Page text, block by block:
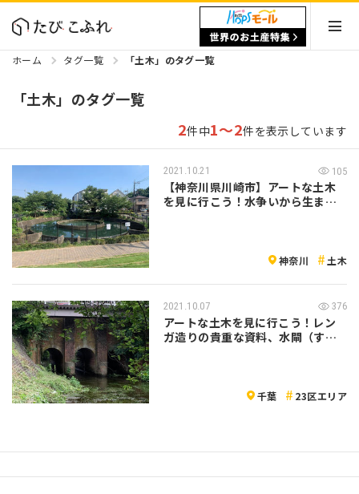
ホーム タグ一覧 「土木」のタグ一覧
「土木」のタグ一覧
2件中1～2件を表示しています
2021.10.21 105
【神奈川県川崎市】アートな土木
を見に行こう！水争いから生まれ
神奈川 土木
2021.10.07 376
アートな土木を見に行こう！レン
ガ造りの貴重な資料、水閘（すい
千葉 23区エリア